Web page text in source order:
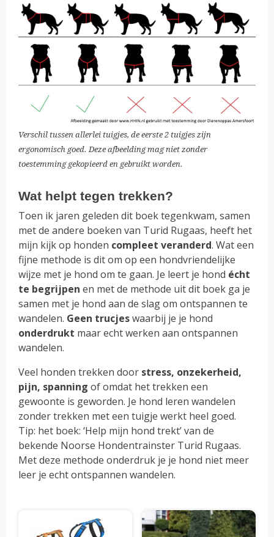
Verschil tussen allerlei tuigjes, de eerste 2 tuigjes zijn
ergonomisch goed. Deze afbeelding mag niet zonder
toestemming gekopieerd en gebruikt worden.
Wat helpt tegen trekken?
Toen ik jaren geleden dit boek tegenkwam, samen
met de andere boeken van Turid Rugaas, heeft het
mijn kijk op honden compleet veranderd. Wat een
fijne methode is dit om op een hondvriendelijke
wijze met je hond om te gaan. Je leert je hond écht
te begrijpen en met de methode uit dit boek ga je
samen met je hond aan de slag om ontspannen te
wandelen. Geen trucjeswaarbij je je hond
onderdrukt maar echt werken aan ontspannen
wandelen.
Veel honden trekken door stress, onzekerheid,
pijn, spanning of omdat het trekken een
gewoonte is geworden. Je hond leren wandelen
zonder trekken met een tuigje werkt heel goed.
Tip: het boek: ‘Help mijn hond trekt’ van de
bekende Noorse Hondentrainster Turid Rugaas.
Met deze methode onderdruk je je hond niet meer
leer je echt ontspannen wandelen.
Dit
product
Dit